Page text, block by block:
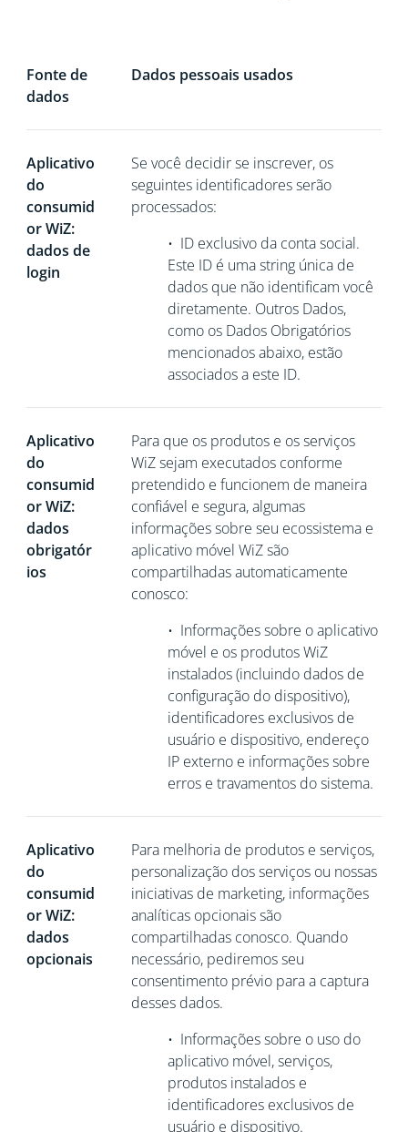
Fonte de
dados
Dados pessoais usados
Aplicativo
do
consumid
or WiZ:
dados de
login
Se você decidir se inscrever, os
seguintes identificadores serão
processados:
• ID exclusivo da conta social.
Este ID é uma string única de
dados que não identificam você
diretamente. Outros Dados,
como os Dados Obrigatórios
mencionados abaixo, estão
associados a este ID.
Aplicativo
do
consumid
or WiZ:
dados
obrigatór
ios
Para que os produtos e os serviços
WiZ sejam executados conforme
pretendido e funcionem de maneira
confiável e segura, algumas
informações sobre seu ecossistema e
aplicativo móvel WiZ são
compartilhadas automaticamente
conosco:
• Informações sobre o aplicativo
móvel e os produtos WiZ
instalados (incluindo dados de
configuração do dispositivo),
identificadores exclusivos de
usuário e dispositivo, endereço
IP externo e informações sobre
erros e travamentos do sistema.
Aplicativo
do
consumid
or WiZ:
dados
opcionais
Para melhoria de produtos e serviços,
personalização dos serviços ou nossas
iniciativas de marketing, informações
analíticas opcionais são
compartilhadas conosco. Quando
necessário, pediremos seu
consentimento prévio para a captura
desses dados.
• Informações sobre o uso do
aplicativo móvel, serviços,
produtos instalados e
identificadores exclusivos de
usuário e dispositivo.